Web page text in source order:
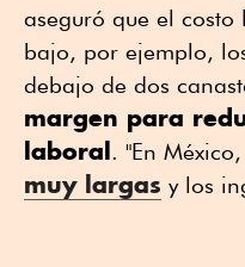
aseguró que el
bajo, por ejemplo,
debajo de dos
margen para
laboral . "En México,
muy largas y los